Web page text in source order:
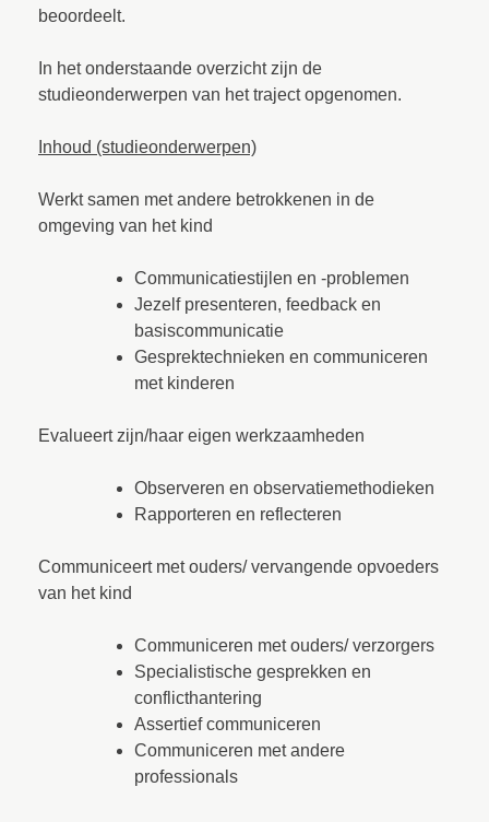
beoordeelt.
In het onderstaande overzicht zijn de
studieonderwerpen van het traject opgenomen.
Inhoud (studieonderwerpen)
Werkt samen met andere betrokkenen in de
omgeving van het kind
Communicatiestijlen en -problemen
Jezelf presenteren, feedback en
basiscommunicatie
Gesprektechnieken en communiceren
met kinderen
Evalueert zijn/haar eigen werkzaamheden
Observeren en observatiemethodieken
Rapporteren en reflecteren
Communiceert met ouders/ vervangende opvoeders
van het kind
Communiceren met ouders/ verzorgers
Specialistische gesprekken en
conflicthantering
Assertief communiceren
Communiceren met andere
professionals